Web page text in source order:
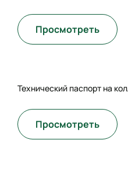
Просмотреть
Технический паспорт на
Просмотреть